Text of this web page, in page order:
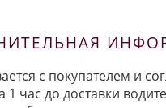
с покупателем и
1 час до доставки